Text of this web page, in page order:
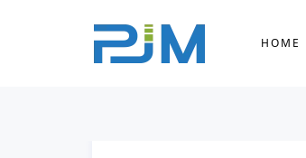
HOME